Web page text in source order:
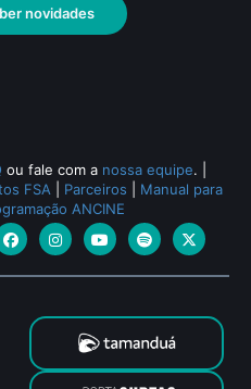
novidades
ou fale com a nossa equipe.
FSA Parceiros
Manual para
ANCINE